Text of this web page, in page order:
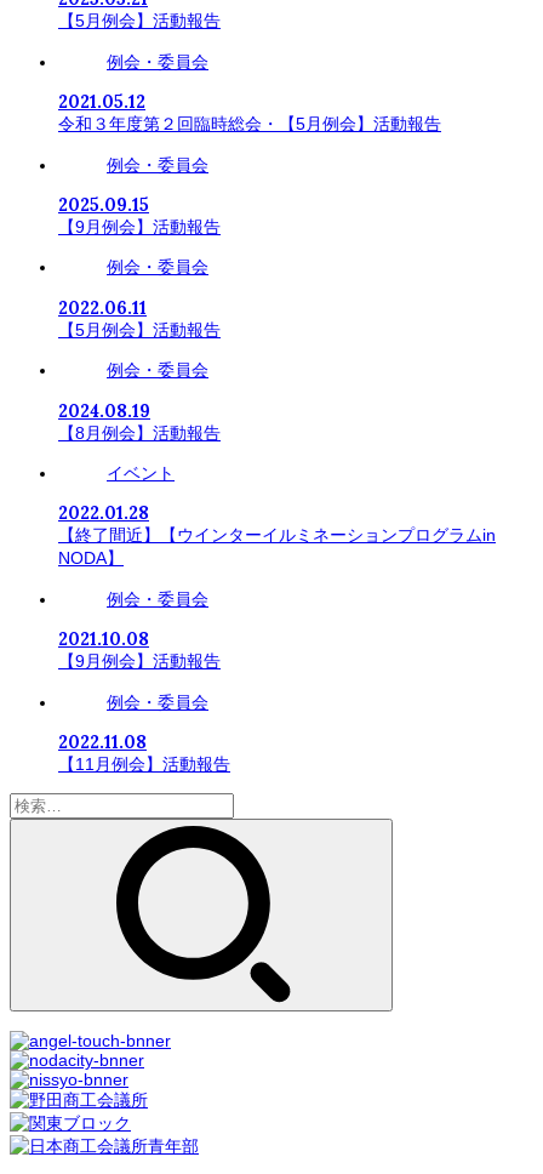
【5月例会】活動報告
例会・委員会
2021.05.12
令和３年度第２回臨時総会・【5月例会】活動報告
例会・委員会
2025.09.15
【9月例会】活動報告
例会・委員会
2022.06.11
【5月例会】活動報告
例会・委員会
2024.08.19
【8月例会】活動報告
イベント
2022.01.28
【終了間近】【ウインターイルミネーションプログラムin
NODA】
例会・委員会
2021.10.08
【9月例会】活動報告
例会・委員会
2022.11.08
【11月例会】活動報告
検
索: